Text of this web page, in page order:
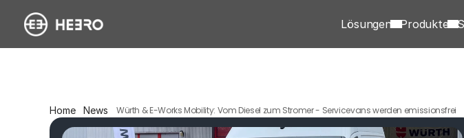
Lösungen Produkte
Home News Würth & E-Works Mobility: Vom Diesel zum Stromer - Servicevans werden emissionsfrei